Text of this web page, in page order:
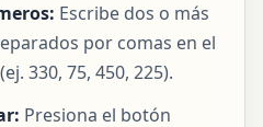
Escribe dos o más
por comas en el
330, 75, 450, 225).
Presiona el botón